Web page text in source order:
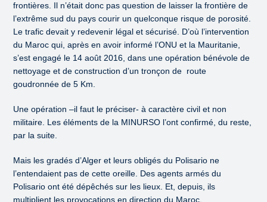
frontières. Il n’était donc pas question de laisser la frontière de
l’extrême sud du pays courir un quelconque risque de porosité.
Le trafic devait y redevenir légal et sécurisé. D’où l’intervention
du Maroc qui, après en avoir informé l’ONU et la Mauritanie,
s’est engagé le 14 août 2016, dans une opération bénévole de
nettoyage et de construction d’un tronçon de route
goudronnée de 5 Km.
Une opération –il faut le préciser- à caractère civil et non
militaire. Les éléments de la MINURSO l’ont confirmé, du reste,
par la suite.
Mais les gradés d’Alger et leurs obligés du Polisario ne
l’entendaient pas de cette oreille. Des agents armés du
Polisario ont été dépêchés sur les lieux. Et, depuis, ils
multiplient les provocations en direction du Maroc.